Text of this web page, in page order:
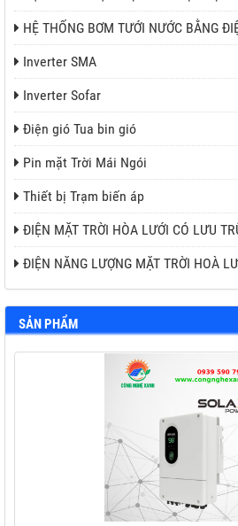
MẶT TRỜI
HỆ THỐNG BƠM TƯỚI NƯỚC BẰNG
Inverter SMA
Inverter Sofar
Điện gió Tua bin gió
Pin mặt Trời Mái Ngói
Thiết bị Trạm biến áp
ĐIỆN MẶT TRỜI HÒA LƯỚI CÓ LƯU
ĐIỆN NĂNG LƯỢNG MẶT TRỜI HOÀ
SẢN PHẨM